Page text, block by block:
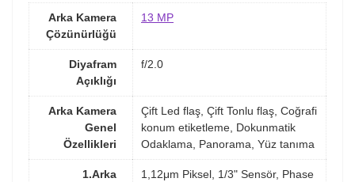
Arka Kamera
Çözünürlüğü
13 MP
Diyafram
Açıklığı
f/2.0
Arka Kamera
Genel
Özellikleri
Çift Led flaş, Çift Tonlu flaş, Coğrafi
konum etiketleme, Dokunmatik
Odaklama, Panorama, Yüz tanıma
1.Arka
1,12μm Piksel, 1/3" Sensör, Phase